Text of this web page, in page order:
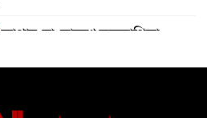
জাপান-বাংলাদেশ সহযোগিতা